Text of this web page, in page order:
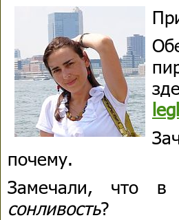
почему.
Замечали, что
сонливость?